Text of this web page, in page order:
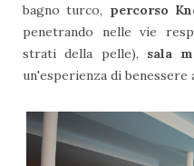
bagno turco, percorso
penetrando nelle vie
strati della pelle), sala
un'esperienza di